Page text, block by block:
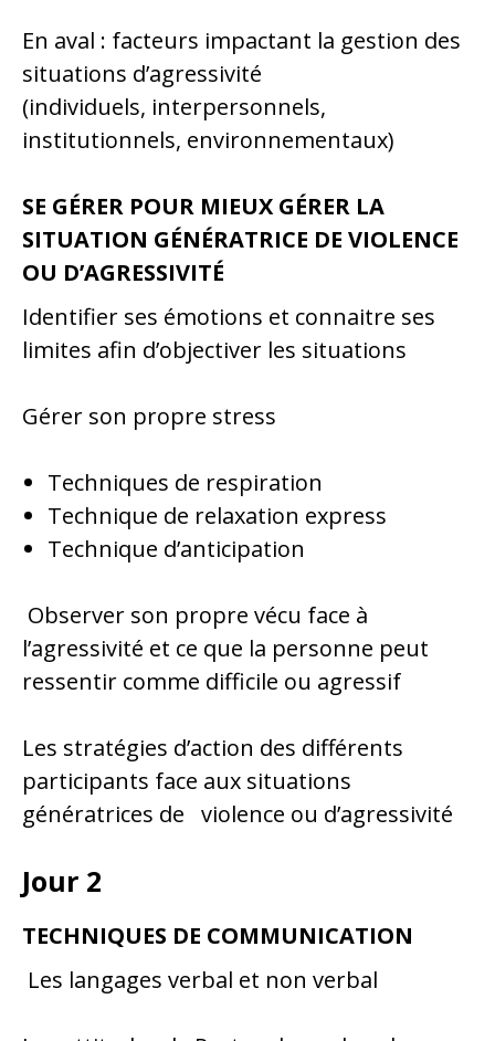
En aval : facteurs impactant la gestion des
situations d’agressivité
(individuels, interpersonnels,
institutionnels, environnementaux)
SE GÉRER POUR MIEUX GÉRER LA
SITUATION GÉNÉRATRICE DE VIOLENCE
OU D’AGRESSIVITÉ
Identifier ses émotions et connaitre ses
limites afin d’objectiver les situations
Gérer son propre stress
Techniques de respiration
Technique de relaxation express
Technique d’anticipation
Observer son propre vécu face à
l’agressivité et ce que la personne peut
ressentir comme difficile ou agressif
Les stratégies d’action des différents
participants face aux situations
génératrices de violence ou d’agressivité
Jour 2
TECHNIQUES DE COMMUNICATION
Les langages verbal et non verbal